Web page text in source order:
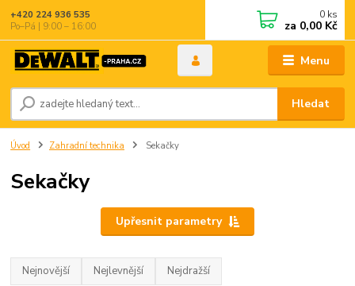
Menu
Hledat
+420 224 936 535
Po–Pá | 9:00 – 16:00
0 ks
za 0,00 Kč
Úvod Zahradní technika Sekačky
Sekačky
Upřesnit parametry
Nejnovější Nejlevnější Nejdražší